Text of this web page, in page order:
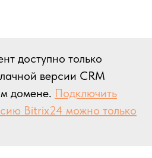
доступно только
версии CRM
домене. Подключить
Bitrix24 можно только